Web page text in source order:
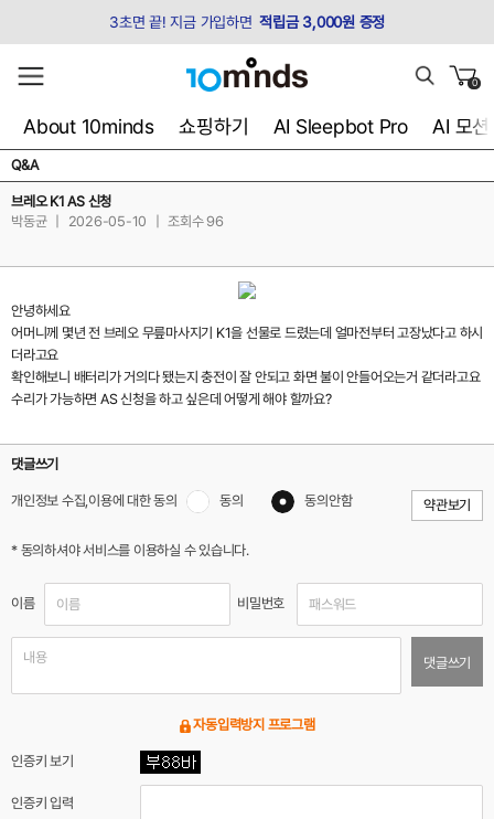
3초면 끝! 지금 가입하면 적립금 3,000원 증정
0
About 10minds 쇼핑하기 AI Sleepbot Pro AI 모션
Q&A
브레오 K1 AS 신청
박동균
2026-05-10 조회수 96
안녕하세요
어머니께 몇년 전 브레오 무릎마사지기 K1을 선물로 드렸는데 얼마전부터 고장났다고 하시
더라고요
확인해보니 배터리가 거의다 됐는지 충전이 잘 안되고 화면 불이 안들어오는거 같더라고요
수리가 가능하면 AS 신청을 하고 싶은데 어떻게 해야 할까요?
댓글쓰기
개인정보 수집,이용에 대한 동의 동의 동의안함 약관보기
* 동의하셔야 서비스를 이용하실 수 있습니다.
이름 비밀번호
댓글쓰기
자동입력방지 프로그램
인증키 보기
인증키 입력